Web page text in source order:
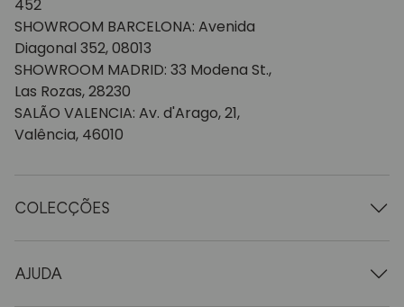
452
SHOWROOM BARCELONA: Avenida
Diagonal 352, 08013
SHOWROOM MADRID: 33 Modena St.,
Las Rozas, 28230
SALÃO VALENCIA: Av. d'Arago, 21,
Valência, 46010
COLECÇÕES
Mesas de madeira
Tabelas extensíveis
Cadeiras de madeira
AJUDA
Quem somos nós